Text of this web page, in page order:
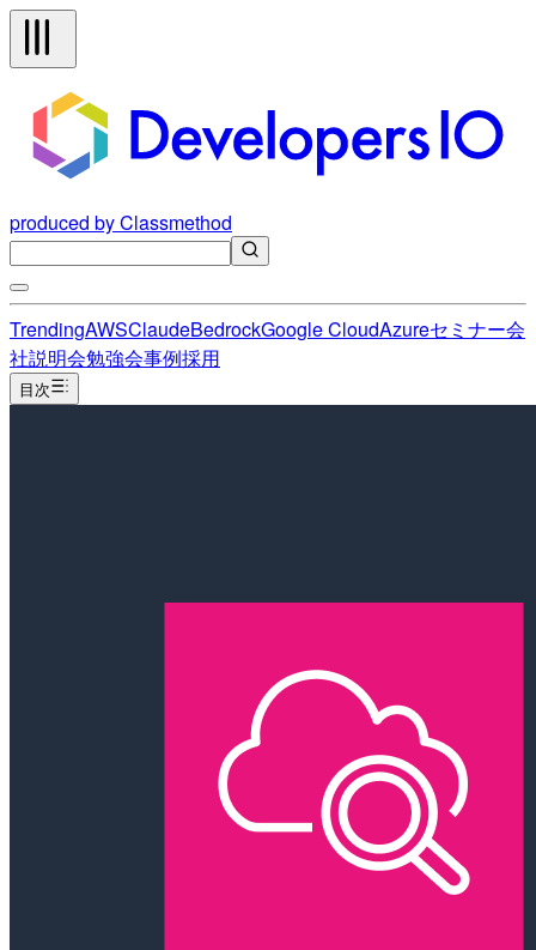
produced by Classmethod
TrendingAWSClaudeBedrockGoogle CloudAzureセミナー会
社説明会勉強会事例採用
目次